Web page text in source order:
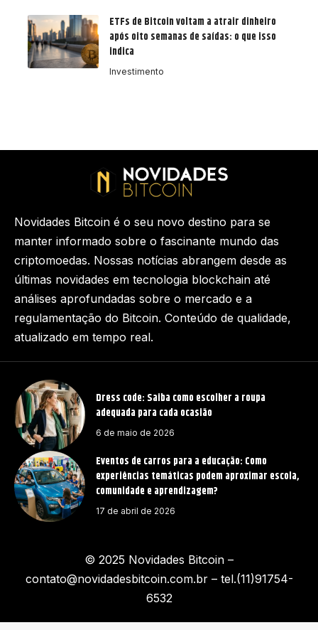
ETFs de Bitcoin voltam a atrair dinheiro
após oito semanas de saídas: o que isso
indica
Investimento
Dress code: Saiba como escolher a roupa
adequada para cada ocasião
6 de maio de 2026
Eventos de carros para a educação: Como
experiências temáticas podem aproximar escola,
comunidade e aprendizagem?
17 de abril de 2026
Novidades Bitcoin é o seu novo destino para se
manter informado sobre o fascinante mundo das
criptomoedas. Nossas notícias abrangem desde as
últimas novidades em tecnologia blockchain até
análises aprofundadas sobre o mercado e a
regulamentação do Bitcoin. Conteúdo de qualidade,
atualizado em tempo real.
© 2025 Novidades Bitcoin –
contato@novidadesbitcoin.com.br– tel.(11)91754-
6532